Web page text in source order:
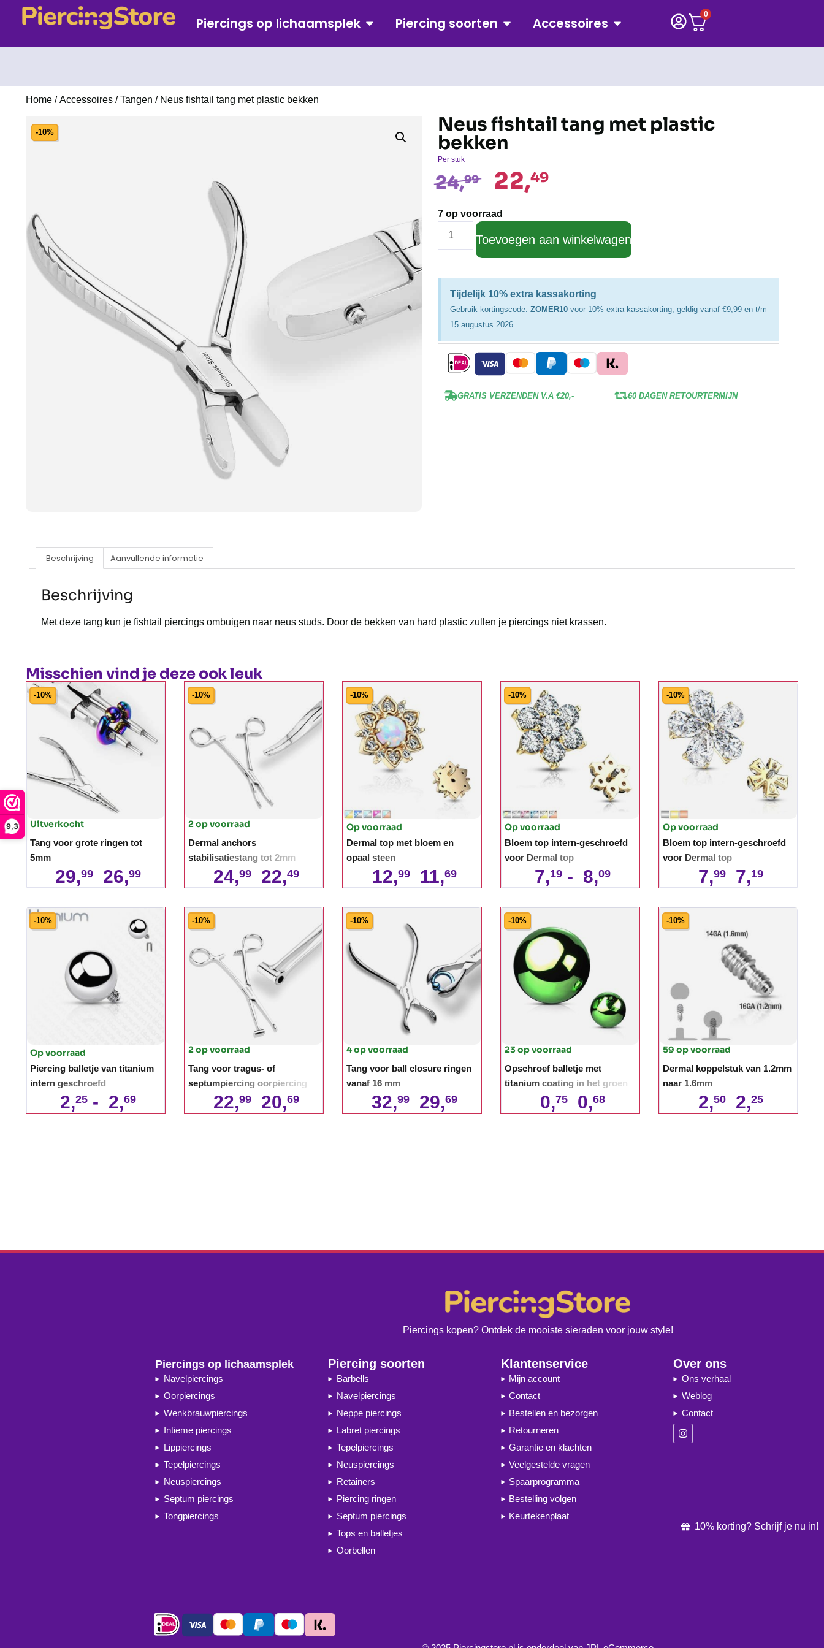
9,3
Piercings op lichaamsplek Piercing soorten Accessoires
0
Home /Accessoires /Tangen / Neus fishtail tang met plastic bekken
-10% Neus fishtail tang met plastic
bekken
Per stuk
24,99 22,49
7 op voorraad
Toevoegen aan winkelwagen
Tijdelijk 10% extra kassakorting
Gebruik kortingscode: ZOMER10voor 10% extra kassakorting, geldig vanaf €9,99 en t/m
15 augustus 2026.
GRATIS VERZENDEN V.A €20,- 60 DAGEN RETOURTERMIJN
Beschrijving Aanvullende informatie
Beschrijving
Met deze tang kun je fishtail piercings ombuigen naar neus studs. Door de bekken van hard plastic zullen je piercings niet krassen.
Misschien vind je deze ook leuk
-10%
Uitverkocht
Tang voor grote ringen tot
5mm
29,99 26,99
-10%
2 op voorraad
Dermal anchors
stabilisatiestang tot 2mm
24,99 22,49
-10%
Op voorraad
Dermal top met bloem en
opaal steen
12,99 11,69
-10%
Op voorraad
Bloem top intern-geschroefd
voor Dermal top
7,19 - 8,09
-10%
Op voorraad
Bloem top intern-geschroefd
voor Dermal top
7,99 7,19
-10%
Op voorraad
Piercing balletje van titanium
intern geschroefd
2,25 - 2,69
-10%
2 op voorraad
Tang voor tragus- of
septumpiercing oorpiercing
22,99 20,69
-10%
4 op voorraad
Tang voor ball closure ringen
vanaf 16 mm
32,99 29,69
-10%
23 op voorraad
Opschroef balletje met
titanium coating in het groen
0,75 0,68
-10%
59 op voorraad
Dermal koppelstuk van 1.2mm
naar 1.6mm
2,50 2,25
Piercings kopen? Ontdek de mooiste sieraden voor jouw style!
Piercings op lichaamsplek
Navelpiercings
Oorpiercings
Wenkbrauwpiercings
Intieme piercings
Lippiercings
Tepelpiercings
Neuspiercings
Septum piercings
Tongpiercings
Piercing soorten
Barbells
Navelpiercings
Neppe piercings
Labret piercings
Tepelpiercings
Neuspiercings
Retainers
Piercing ringen
Septum piercings
Tops en balletjes
Oorbellen
Klantenservice
Mijn account
Contact
Bestellen en bezorgen
Retourneren
Garantie en klachten
Veelgestelde vragen
Spaarprogramma
Bestelling volgen
Keurtekenplaat
Over ons
Ons verhaal
Weblog
Contact
10% korting? Schrijf je nu in!